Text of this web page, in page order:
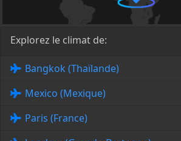
Explorez le climat de:
Bangkok (Thaïlande)
Mexico (Mexique)
Paris (France)